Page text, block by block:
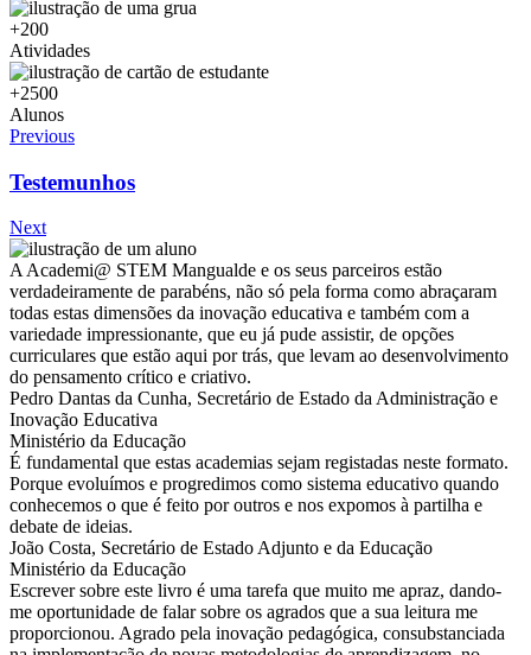
+200
Atividades
+2500
Alunos
Previous
Testemunhos
Next
A Academi@ STEM Mangualde e os seus parceiros estão
verdadeiramente de parabéns, não só pela forma como abraçaram
todas estas dimensões da inovação educativa e também com a
variedade impressionante, que eu já pude assistir, de opções
curriculares que estão aqui por trás, que levam ao desenvolvimento
do pensamento crítico e criativo.
Pedro Dantas da Cunha, Secretário de Estado da Administração e
Inovação Educativa
Ministério da Educação
É fundamental que estas academias sejam registadas neste formato.
Porque evoluímos e progredimos como sistema educativo quando
conhecemos o que é feito por outros e nos expomos à partilha e
debate de ideias.
João Costa, Secretário de Estado Adjunto e da Educação
Ministério da Educação
Escrever sobre este livro é uma tarefa que muito me apraz, dando-
me oportunidade de falar sobre os agrados que a sua leitura me
proporcionou. Agrado pela inovação pedagógica, consubstanciada